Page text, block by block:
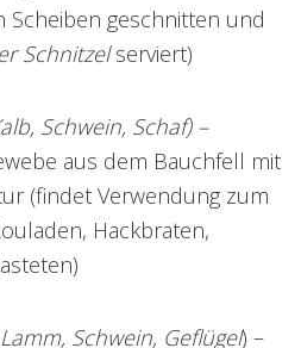
Scheiben geschnitten und
Schnitzelserviert)
Schwein, Schaf) –
aus dem Bauchfell mit
(findet Verwendung zum
Hackbraten,
Schwein, Geflügel) –